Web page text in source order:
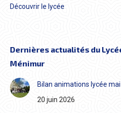
Découvrir le lycée
Dernières actualités du
Ménimur
Bilan animations lycée
20 juin 2026